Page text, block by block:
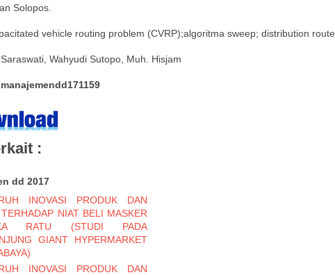
Solopos.
vehicle routing problem (CVRP);algoritma sweep; distribution route
Wahyudi Sutopo, Muh. Hisjam
:
dd 2017
INOVASI PRODUK DAN
NIAT BELI MASKER
RATU (STUDI PADA
GIANT HYPERMARKET
INOVASI PRODUK DAN